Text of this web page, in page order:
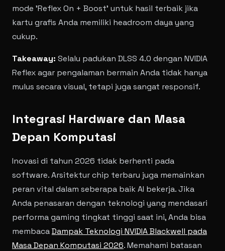
mode 'Reflex On + Boost' untuk hasil terbaik jika
kartu grafis Anda memiliki headroom daya yang
cukup.
Takeaway: Selalu padukan DLSS 4.0 dengan NVIDIA
Reflex agar pengalaman bermain Anda tidak hanya
mulus secara visual, tetapi juga sangat responsif.
Integrasi Hardware dan Masa
Depan Komputasi
Inovasi di tahun 2026 tidak berhenti pada
software. Arsitektur chip terbaru juga memainkan
peran vital dalam seberapa baik AI bekerja. Jika
Anda penasaran dengan teknologi yang mendasari
performa gaming tingkat tinggi saat ini, Anda bisa
membacaDampak Teknologi NVIDIA Blackwell pada
Masa Depan Komputasi 2026. Memahami batasan